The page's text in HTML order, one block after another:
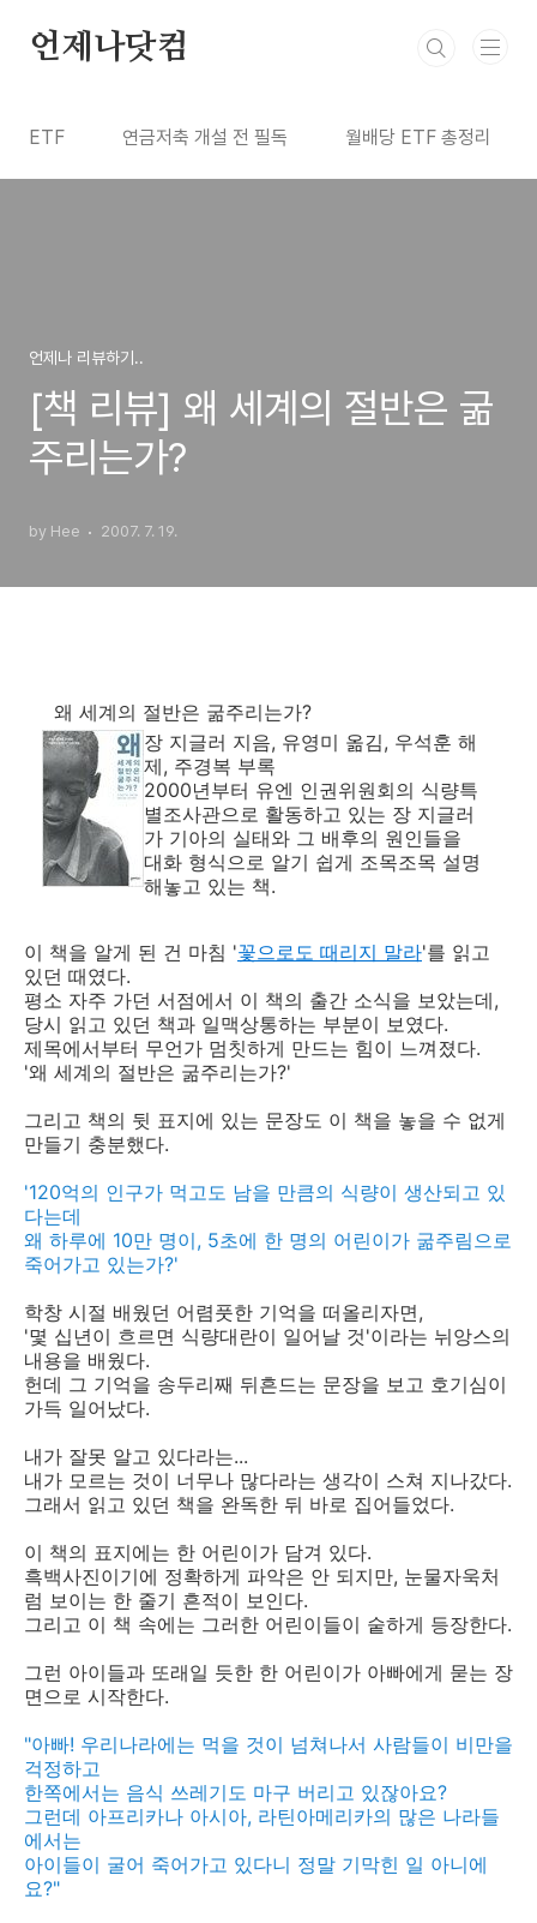
언제나닷컴
ETF 연금저축 개설 전 필독 월배당 ETF 총정리
언제나 리뷰하기..
[책 리뷰] 왜 세계의 절반은 굶
주리는가?
by Hee 2007. 7. 19.
왜 세계의 절반은 굶주리는가?
장 지글러 지음, 유영미 옮김, 우석훈 해
제, 주경복 부록
2000년부터 유엔 인권위원회의 식량특
별조사관으로 활동하고 있는 장 지글러
가 기아의 실태와 그 배후의 원인들을
대화 형식으로 알기 쉽게 조목조목 설명
해놓고 있는 책.
이 책을 알게 된 건 마침 '꽃으로도 때리지 말라'를 읽고
있던 때였다.
평소 자주 가던 서점에서 이 책의 출간 소식을 보았는데,
당시 읽고 있던 책과 일맥상통하는 부분이 보였다.
제목에서부터 무언가 멈칫하게 만드는 힘이 느껴졌다.
'왜 세계의 절반은 굶주리는가?'
그리고 책의 뒷 표지에 있는 문장도 이 책을 놓을 수 없게
만들기 충분했다.
'120억의 인구가 먹고도 남을 만큼의 식량이 생산되고 있
다는데
왜 하루에 10만 명이, 5초에 한 명의 어린이가 굶주림으로
죽어가고 있는가?'
학창 시절 배웠던 어렴풋한 기억을 떠올리자면,
'몇 십년이 흐르면 식량대란이 일어날 것'이라는 뉘앙스의
내용을 배웠다.
헌데 그 기억을 송두리째 뒤흔드는 문장을 보고 호기심이
가득 일어났다.
내가 잘못 알고 있다라는...
내가 모르는 것이 너무나 많다라는 생각이 스쳐 지나갔다.
그래서 읽고 있던 책을 완독한 뒤 바로 집어들었다.
이 책의 표지에는 한 어린이가 담겨 있다.
흑백사진이기에 정확하게 파악은 안 되지만, 눈물자욱처
럼 보이는 한 줄기 흔적이 보인다.
그리고 이 책 속에는 그러한 어린이들이 숱하게 등장한다.
그런 아이들과 또래일 듯한 한 어린이가 아빠에게 묻는 장
면으로 시작한다.
"아빠! 우리나라에는 먹을 것이 넘쳐나서 사람들이 비만을
걱정하고
한쪽에서는 음식 쓰레기도 마구 버리고 있잖아요?
그런데 아프리카나 아시아, 라틴아메리카의 많은 나라들
에서는
아이들이 굴어 죽어가고 있다니 정말 기막힌 일 아니에
요?"